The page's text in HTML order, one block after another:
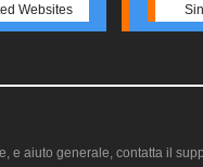
Websites
e aiuto generale, contatta il